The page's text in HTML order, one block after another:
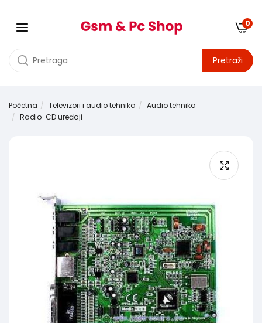
Pretraži
0
Početna Televizori i audio tehnika
Audio tehnika
Radio-CD uređaji